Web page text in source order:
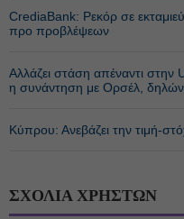
CrediaBank: Ρεκόρ σε
προ προβλέψεων
Αλλάζει στάση απέναντι
η συνάντηση με Ορσέλ,
Κύπρου: Ανεβάζει την τιμή-
ΣΧΟΛΙΑ ΧΡΗΣΤΩΝ